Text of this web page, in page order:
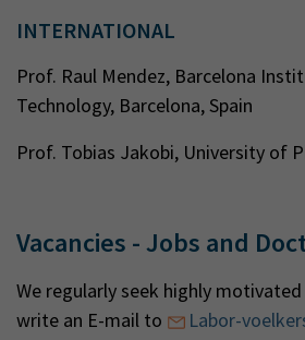
INTERNATIONAL
Prof. Raul Mendez, Barcelona
Technology, Barcelona, Spain
Prof. Tobias Jakobi, University of
Vacancies - Jobs and
We regularly seek highly
write an E-mail to
Labor-